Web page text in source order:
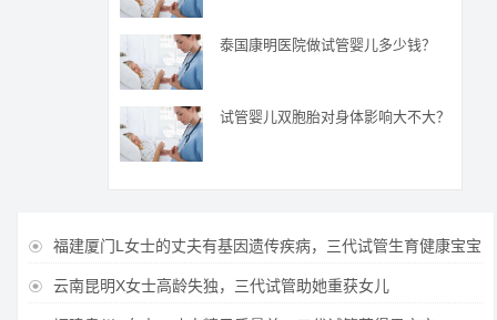
泰国康明医院做试管婴儿多少钱？
试管婴儿双胞胎对身体影响大不大？
 福建厦门L女士的丈夫有基因遗传疾病，三代试管生育健康宝宝
 云南昆明X女士高龄失独，三代试管助她重获女儿